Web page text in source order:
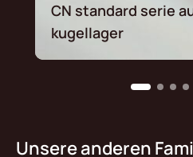
CN standard serie
kugellager
Unsere anderen